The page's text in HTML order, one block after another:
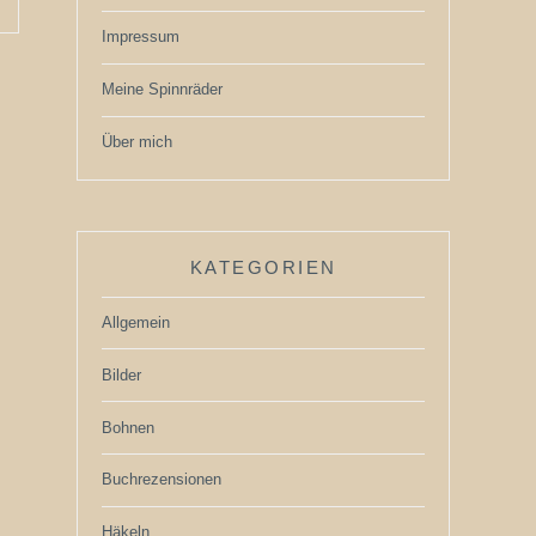
Impressum
Meine Spinnräder
Über mich
KATEGORIEN
Allgemein
Bilder
Bohnen
Buchrezensionen
Häkeln